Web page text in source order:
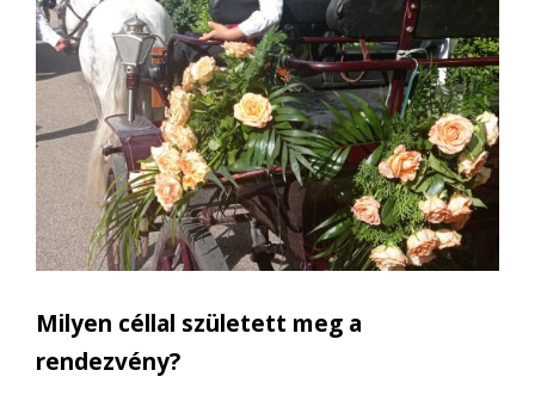
Milyen céllal született meg a
rendezvény?